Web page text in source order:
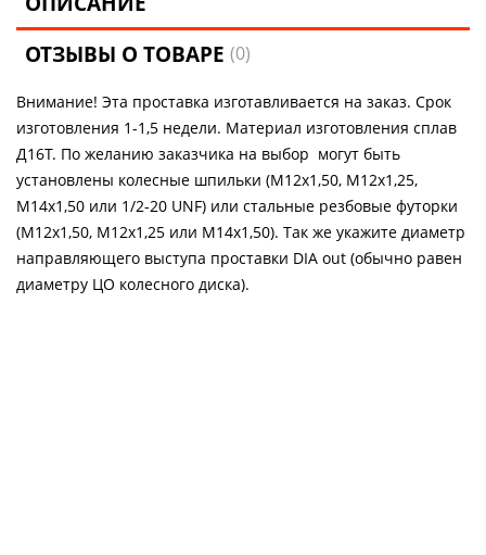
ОТЗЫВЫ О ТОВАРЕ(0)
Внимание! Эта проставка изготавливается на заказ. Срок
изготовления 1-1,5 недели. Материал изготовления сплав
Д16Т. По желанию заказчика на выбор могут быть
установлены колесные шпильки (М12х1,50, М12х1,25,
М14х1,50 или 1/2-20 UNF) или стальные резбовые футорки
(М12х1,50, М12х1,25 или М14х1,50). Так же укажите диаметр
направляющего выступа проставки DIA out (обычно равен
диаметру ЦО колесного диска).